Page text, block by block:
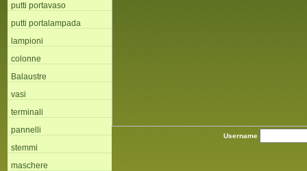
putti portavaso
putti portalampada
lampioni
colonne
Balaustre
vasi
terminali
pannelli
stemmi
maschere
Username